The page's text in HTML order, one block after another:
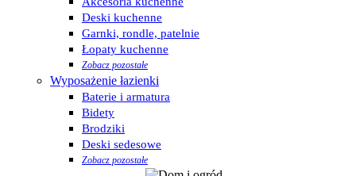
Deski kuchenne
Garnki, rondle, patelnie
Łopaty kuchenne
Zobacz pozostałe
Wyposażenie łazienki
Baterie i armatura
Bidety
Brodziki
Deski sedesowe
Zobacz pozostałe